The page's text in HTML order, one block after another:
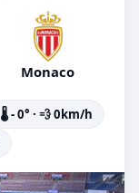
Monaco
🌡️ - 0° · 💨 0km/h